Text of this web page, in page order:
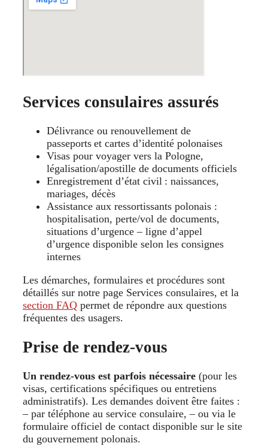
Services consulaires assurés
Délivrance ou renouvellement de
passeports et cartes d’identité polonaises
Visas pour voyager vers la Pologne,
légalisation/apostille de documents officiels
Enregistrement d’état civil : naissances,
mariages, décès
Assistance aux ressortissants polonais :
hospitalisation, perte/vol de documents,
situations d’urgence – ligne d’appel
d’urgence disponible selon les consignes
internes
Les démarches, formulaires et procédures sont
détaillés sur notre page Services consulaires, et la
section FAQ permet de répondre aux questions
fréquentes des usagers.
Prise de rendez-vous
Un rendez-vous est parfois nécessaire (pour les
visas, certifications spécifiques ou entretiens
administratifs). Les demandes doivent être faites :
– par téléphone au service consulaire, – ou via le
formulaire officiel de contact disponible sur le site
du gouvernement polonais.